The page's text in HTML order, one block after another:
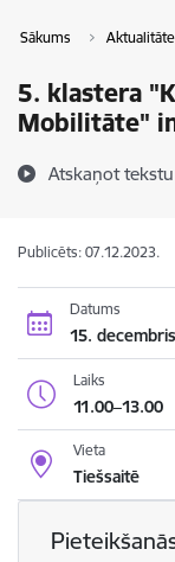
Sākums
5. klastera
Mobilitāte"
Atskaņot tekstu
Publicēts: 07.12.2023.
Datums
15.
Laiks
11.00–13.00
Vieta
Tiešsaitē